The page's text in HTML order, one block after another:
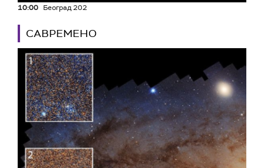
10:00 Београд 202
САВРЕМЕНО